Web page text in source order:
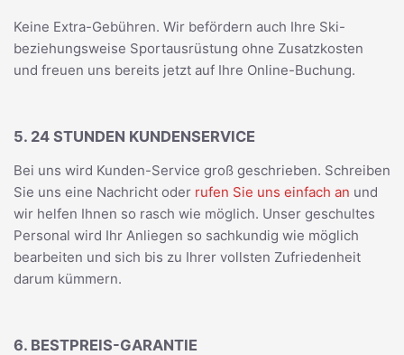
Keine Extra-Gebühren. Wir befördern auch Ihre Ski-
beziehungsweise Sportausrüstung ohne Zusatzkosten
und freuen uns bereits jetzt auf Ihre Online-Buchung.
5. 24 STUNDEN KUNDENSERVICE
Bei uns wird Kunden-Service groß geschrieben. Schreiben
Sie uns eine Nachricht oder rufen Sie uns einfach an und
wir helfen Ihnen so rasch wie möglich. Unser geschultes
Personal wird Ihr Anliegen so sachkundig wie möglich
bearbeiten und sich bis zu Ihrer vollsten Zufriedenheit
darum kümmern.
6. BESTPREIS-GARANTIE